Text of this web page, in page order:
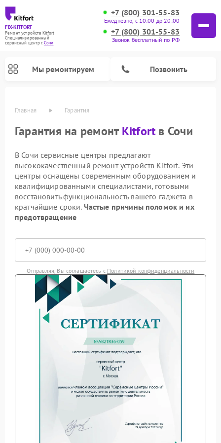
FIX-KITFORT
Ремонт устройств Kitfort
Специализированный
cервисный центр г.Сочи
+7 (800) 301-55-83
Ежедневно, с 10:00 до 20:00
+7 (800) 301-55-83
Звонок бесплатный по РФ
Мы ремонтируем Позвонить
Главная Гарантия
Гарантия на ремонт Kitfort в Сочи
В Сочи сервисные центры предлагают
высококачественный ремонт устройств Kitfort. Эти
центры оснащены современным оборудованием и
квалифицированными специалистами, готовыми
восстановить функциональность вашего гаджета в
кратчайшие сроки. Частые причины поломок и их
предотвращение
Отправляя, Вы соглашаетесь с Политикой конфиденциальности